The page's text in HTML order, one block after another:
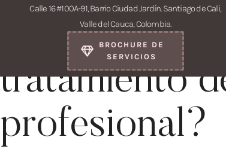
Calle 16 #100A-91, Barrio Ciudad Jardín. Santiago de Cali,
Valle del Cauca, Colombia.
BROCHURE DE
SERVICIOS
Belleza con
tratamiento
profesional?